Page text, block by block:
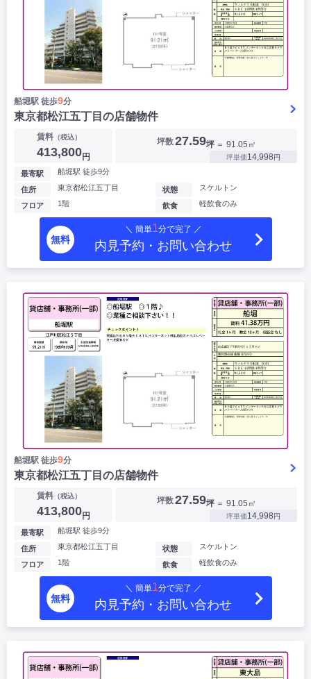
船堀駅 徒歩9分
東京都松江五丁目の店舗物件
賃料（税込）
413,800円
坪数27.59坪 ＝ 91.05㎡
坪単価14,998円
最寄駅 船堀駅 徒歩9分
住所 東京都松江五丁目
フロア 1階
状態 スケルトン
飲食 軽飲食のみ
無料
＼ 簡単1分で完了 ／
内見予約・お問い合わせ
船堀駅 徒歩9分
東京都松江五丁目の店舗物件
賃料（税込）
413,800円
坪数27.59坪 ＝ 91.05㎡
坪単価14,998円
最寄駅 船堀駅 徒歩9分
住所 東京都松江五丁目
フロア 1階
状態 スケルトン
飲食 軽飲食のみ
無料
＼ 簡単1分で完了 ／
内見予約・お問い合わせ